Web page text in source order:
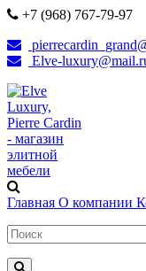
+7 (968) 767-79-97
Elve-
Главная О компании